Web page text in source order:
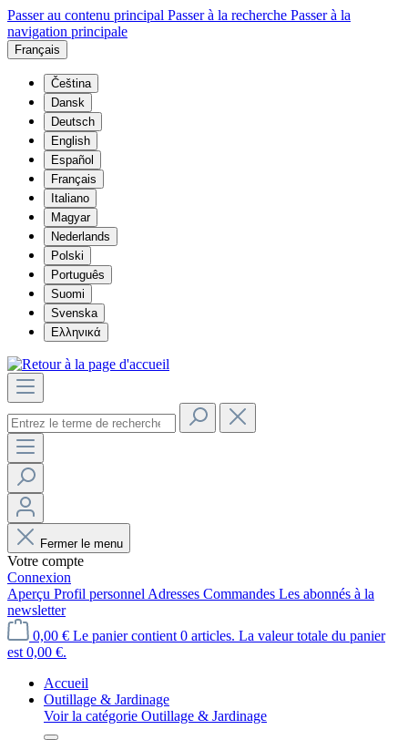
Passer au contenu principal Passer à la recherche Passer à la
navigation principale
Français
Čeština
Dansk
Deutsch
English
Español
Français
Italiano
Magyar
Nederlands
Polski
Português
Suomi
Svenska
Ελληνικά
Fermer le menu
Votre compte
Connexion
Aperçu Profil personnel Adresses Commandes Les abonnés à la
newsletter
0,00 € Le panier contient 0 articles. La valeur totale du panier
est 0,00 €.
Accueil
Outillage & Jardinage
Voir la catégorie Outillage & Jardinage